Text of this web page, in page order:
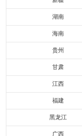
湖南
海南
贵州
甘肃
江西
福建
黑龙江
广西